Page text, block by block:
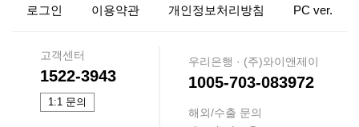
로그인 이용약관 개인정보처리방침 PC ver.
고객센터
1522-3943
1:1 문의
우리은행 · (주)와이앤제이
1005-703-083972
해외/수출 문의